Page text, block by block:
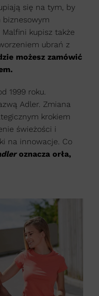
się na tym, by
biznesowym
kupisz także
ubrań z
możesz zamówić
1999 roku.
Adler. Zmiana
krokiem
świeżości i
na innowacje. Co
oznacza orła,